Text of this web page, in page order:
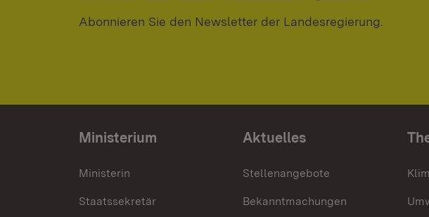
Abonnieren Sie den Newsletter der Landesregierung.
Ministerium
Ministerin
Staatssekretär
Aktuelles
Stellenangebote
Bekanntmachungen